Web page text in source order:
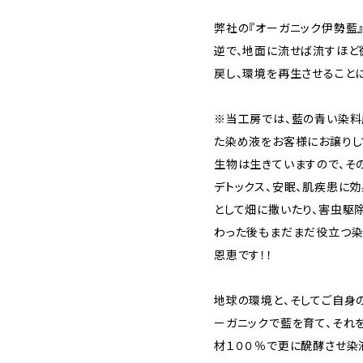
弊社の『オーガニック伊勢
逆で、地面に流せば流すほ
戻し、環境を再生させること
※当工房では、藍の青い染
た染め液をお客様にお譲り
生物は生きていますので、そ
デトックス、安眠、肌疾患に
として畑に撒いたり、害虫駆
わった後もまだまだ役立つ
恩恵です！！
地球の環境と、そしてご自身
ーガニックで藍を育て、そ
材１００％で更に醗酵させ